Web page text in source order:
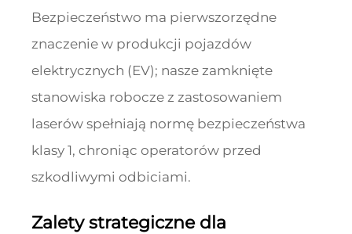
Bezpieczeństwo ma pierwszorzędne
znaczenie w produkcji pojazdów
elektrycznych (EV); nasze zamknięte
stanowiska robocze z zastosowaniem
laserów spełniają normę bezpieczeństwa
klasy 1, chroniąc operatorów przed
szkodliwymi odbiciami.
Zalety strategiczne dla